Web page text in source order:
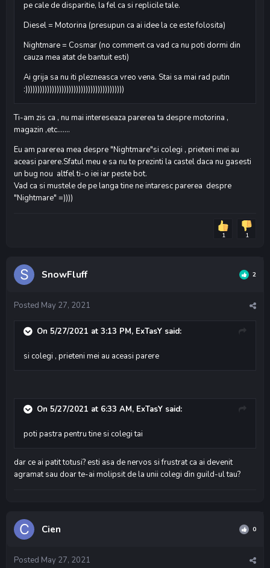
pe cale de disparitie, la fel ca si replicile tale.
Diesel = Motorina (presupun ca ai idee la ce este folosita)
Nightmare = Cosmar (no comment ca vad ca nu poti dormi din
cauza mea atat de bantuit esti)
Ai grija sa nu iti plezneasca vreo vena. Stai sa mai rad putin
:)))))))))))))))))))))))))))))))))))))))))
Ti-am zis ca , nu mai intereseaza parerea ta despre motorina ,
magazin ,etc.......
Eu am parerea mea despre "Nightmare"si colegi , prieteni mei au
aceasi parere.Sfatul meu e sa nu te prezinti la castel daca nu gasesti
un bug nou altfel ti-o iei iar peste bot.
Vad ca si mustele de pe langa tine ne intaresc parerea despre
"Nightmare" =))))
1 1
SnowFluff 2
Posted May 27, 2021
On 5/27/2021 at 3:13 PM, ExTasY said:
si colegi , prieteni mei au aceasi parere
On 5/27/2021 at 6:33 AM, ExTasY said:
poti pastra pentru tine si colegi tai
dar ce ai patit totusi? esti asa de nervos si frustrat ca ai devenit
agramat sau doar te-ai molipsit de la unii colegi din guild-ul tau?
Cien 0
Posted May 27, 2021